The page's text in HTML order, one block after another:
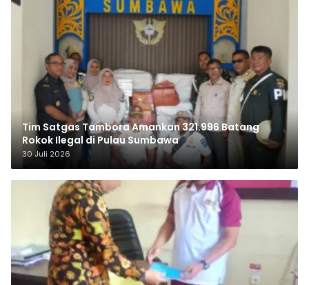
Tim Satgas Tambora Amankan 321.996 Batang
Rokok Ilegal di Pulau Sumbawa
30 Juli 2026